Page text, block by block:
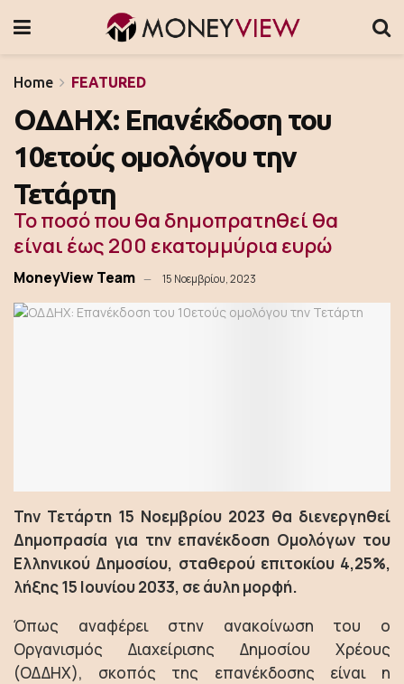
Home FEATURED
ΟΔΔΗΧ: Eπανέκδοση του
10ετούς ομολόγου την
Τετάρτη
Το ποσό που θα δημοπρατηθεί θα
είναι έως 200 εκατομμύρια ευρώ
MoneyView Team 15 Νοεμβρίου, 2023
Την Τετάρτη 15 Νοεμβρίου 2023 θα διενεργηθεί
Δημοπρασία για την επανέκδοση Ομολόγων του
Ελληνικού Δημοσίου, σταθερού επιτοκίου 4,25%,
λήξης 15 Ιουνίου 2033, σε άυλη μορφή.
Όπως αναφέρει στην ανακοίνωση του ο
Οργανισμός Διαχείρισης Δημοσίου Χρέους
(ΟΔΔΗΧ), σκοπός της επανέκδοσης είναι η